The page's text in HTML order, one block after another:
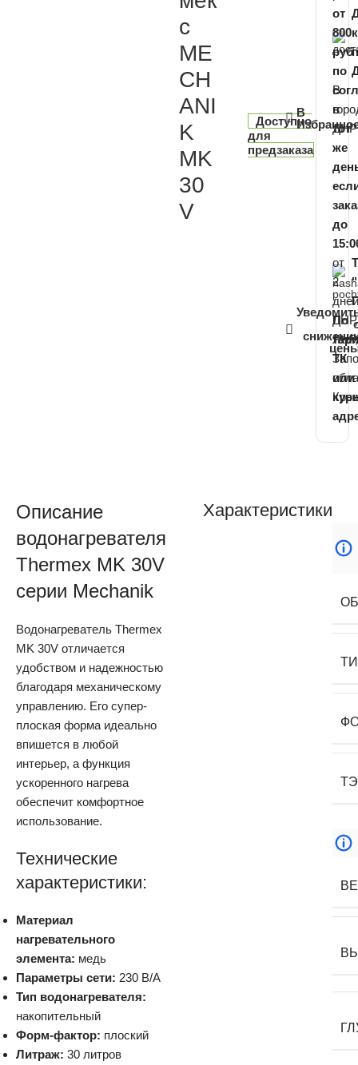
с
ME
CH
ANI
K
MK
30
V
Доступно
для
предзаказа
В
В
ДНР
от
800
руб
по
в
тот
же
до
ДНР,
ЛНР,
от
2
дней
По
ТК
или
Описание
водонагревателя
Thermex MK 30V
серии Mechanik
Водонагреватель Thermex
MK 30V отличается
удобством и надежностью
благодаря механическому
управлению. Его супер-
плоская форма идеально
впишется в любой
интерьер, а функция
ускоренного нагрева
обеспечит комфортное
использование.
Технические
характеристики:
Материал
нагревательного
элемента: медь
Параметры сети: 230 В/А
Тип водонагревателя:
накопительный
Форм-фактор: плоский
Литраж: 30 литров
Характеристики